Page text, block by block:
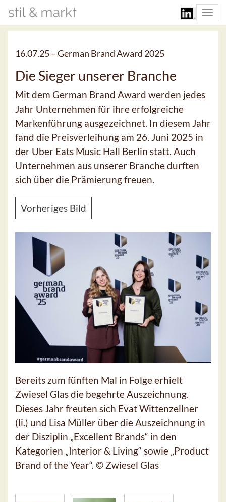
16.07.25 –German Brand Award 2025
Die Sieger unserer Branche
Mit dem German Brand Award werden jedes
Jahr Unternehmen für ihre erfolgreiche
Markenführung ausgezeichnet. In diesem Jahr
fand die Preisverleihung am 26. Juni 2025 in
der Uber Eats Music Hall Berlin statt. Auch
Unternehmen aus unserer Branche durften
sich über die Prämierung freuen.
Vorheriges Bild
Bereits zum fünften Mal in Folge erhielt
Zwiesel Glas die begehrte Auszeichnung.
Dieses Jahr freuten sich Evat Wittenzellner
(li.) und Lisa Müller über die Auszeichnung in
der Disziplin „Excellent Brands“ in den
Kategorien „Interior & Living“ sowie „Product
Brand of the Year“. © Zwiesel Glas